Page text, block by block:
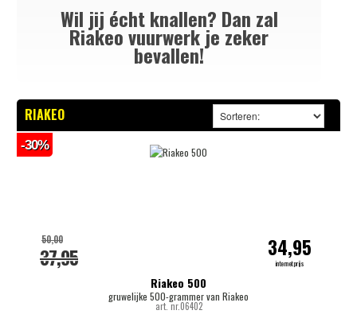
Wil jij écht knallen? Dan zal
Riakeo vuurwerk je zeker
bevallen!
RIAKEO
Riakeo 500
gruwelijke 500-grammer van Riakeo
art. nr.06402
37,95
50,00 34,95
internetprijs
-30%